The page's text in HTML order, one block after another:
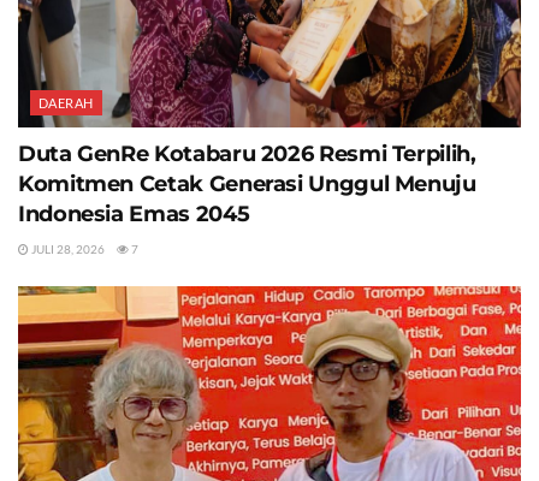
DAERAH
Duta GenRe Kotabaru 2026 Resmi Terpilih,
Komitmen Cetak Generasi Unggul Menuju
Indonesia Emas 2045
JULI 28, 2026 7